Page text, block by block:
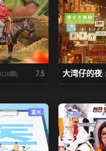
期) 7.5 大湾仔的夜
蓝光